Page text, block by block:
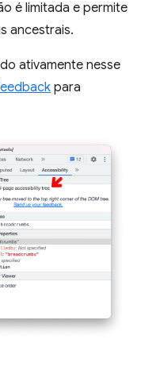
é limitada e permite
ancestrais.
ativamente nesse
para